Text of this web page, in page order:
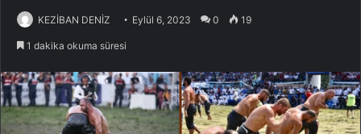
KEZİBAN DENİZ Eylül 6, 2023 0 19
1 dakika okuma süresi